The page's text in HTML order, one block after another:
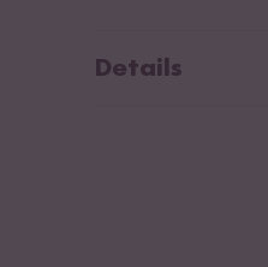
Details